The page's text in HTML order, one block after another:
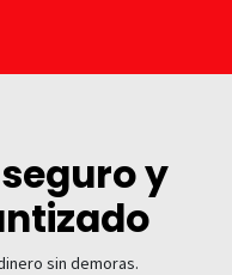
y
sin demoras.